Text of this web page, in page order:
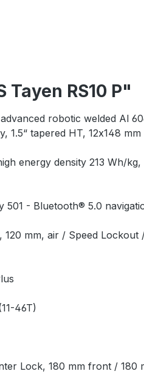
RS10 P"
robotic welded Al
1.5“ tapered HT, 12x148
energy density 213 Wh/
501 - Bluetooth® 5.0
120 mm, air / Speed Lockout
46T)
Lock, 180 mm front / 180